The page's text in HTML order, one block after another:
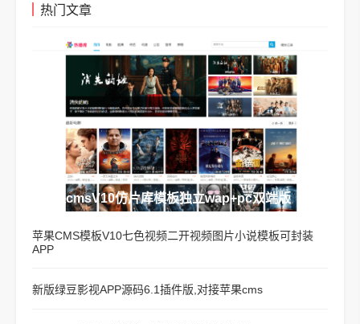
热门文章
苹果cmsV10仿片库模板独立wap+pc双端版
苹果CMS模板V10七色视频二开视频图片小说模板可封装
APP
新版绿豆影视APP源码6.1插件版,对接苹果cms